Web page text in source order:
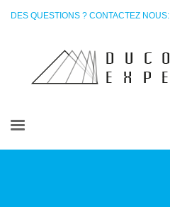
DES QUESTIONS ? CONTACTEZ NOUS: